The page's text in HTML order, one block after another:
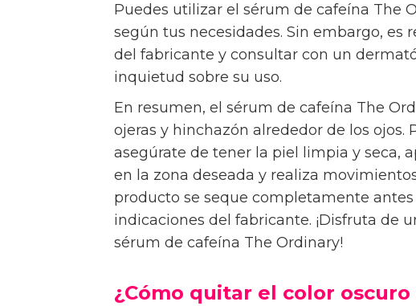
Puedes utilizar el sérum de cafeína The
según tus necesidades. Sin embargo, es
del fabricante y consultar con un
inquietud sobre su uso.
En resumen, el sérum de cafeína The
ojeras y hinchazón alrededor de los ojos.
asegúrate de tener la piel limpia y seca,
en la zona deseada y realiza
producto se seque completamente
indicaciones del fabricante. ¡Disfruta de
sérum de cafeína The Ordinary!
¿Cómo quitar el color oscuro